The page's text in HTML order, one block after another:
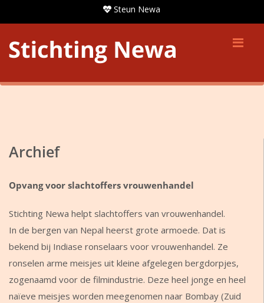
Steun Newa
Archief
Opvang voor slachtoffers vrouwenhandel
Stichting Newa helpt slachtoffers van vrouwenhandel.
In de bergen van Nepal heerst grote armoede. Dat is
bekend bij Indiase ronselaars voor vrouwenhandel. Ze
ronselen arme meisjes uit kleine afgelegen bergdorpjes,
zogenaamd voor de filmindustrie. Deze heel jonge en heel
naïeve meisjes worden meegenomen naar Bombay (Zuid